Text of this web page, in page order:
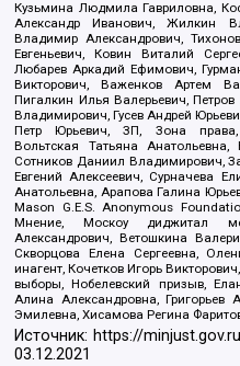
Кузьмина Людмила Гавриловна,
Александр Иванович, Жилкин
Владимир Александрович,
Евгеньевич, Ковин Виталий
Любарев Аркадий Ефимович,
Викторович, Важенков Артем
Пигалкин Илья Валерьевич,
Владимирович, Гусев Андрей
Петр Юрьевич, ЗП, Зона
Вольтская Татьяна Анатольевна,
Сотников Даниил Владимирович,
Евгений Алексеевич, Сурначева
Анатольевна, Арапова Галина
Mason G.E.S. Anonymous
Мнение, Москоу диджитал
Александрович, Ветошкина
Скворцова Елена Сергеевна,
инагент, Кочетков Игорь
выборы, Нобелевский призыв,
Алина Александровна, Григорьев
Эмилевна, Хисамова Регина
Источник: https://
03.12.2021